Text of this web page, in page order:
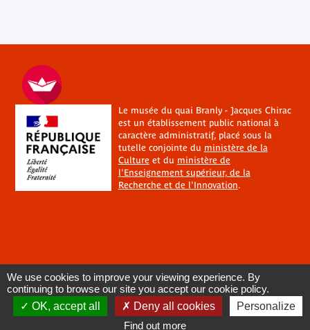
Le musée du quai Branly - Jacques Chirac
est un établissement public national à
caractère administratif, placé sous la
tutelle conjointe du ministère de la
Cultureet du ministère de
l'Enseignement supérieur, de la
Recherche et de l'Innovation.
We use cookies to improve your viewing experience. By
continuing to browse our site you accept our cookie policy.
OK, accept all
Deny all cookies
Personalize
Find out more